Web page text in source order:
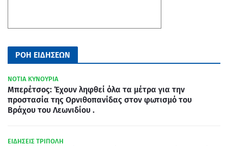
ΡΟΗ ΕΙΔΗΣΕΩΝ
ΝΟΤΙΑ ΚΥΝΟΥΡΙΑ
Μπερέτσος: Έχουν ληφθεί όλα τα μέτρα για την
προστασία της Ορνιθοπανίδας στον φωτισμό του
Βράχου του Λεωνιδίου .
ΕΙΔΗΣΕΙΣ ΤΡΙΠΟΛΗ